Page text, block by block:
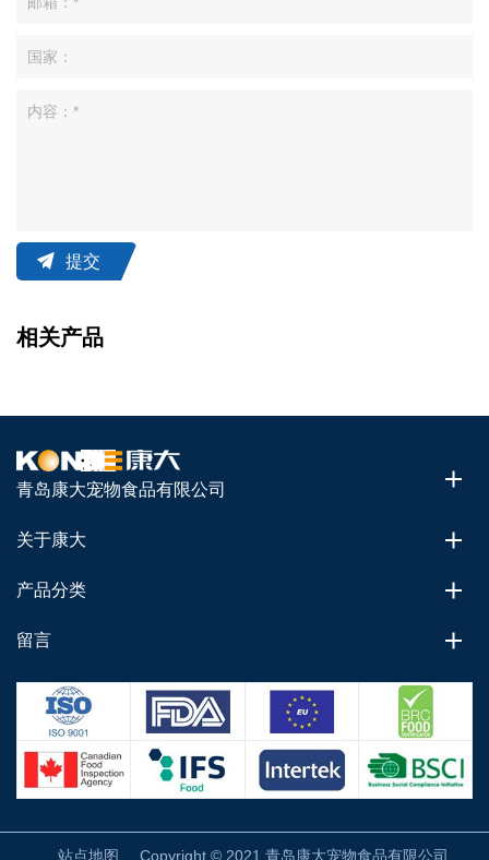
提交
相关产品
青岛康大宠物食品有限公司
关于康大
产品分类
留言
站点地图 Copyright © 2021 青岛康大宠物食品有限公司